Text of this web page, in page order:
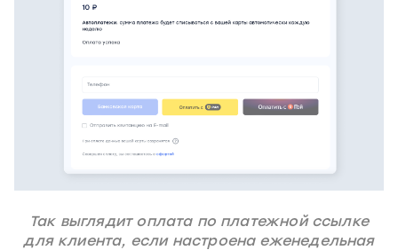
Так выглядит оплата по платежной ссылке
для клиента, если настроена еженедельная